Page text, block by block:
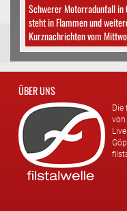
Schwerer Motorradunfall in
steht in Flammen und
Kurznachrichten vom
ÜBER UNS
Die
von